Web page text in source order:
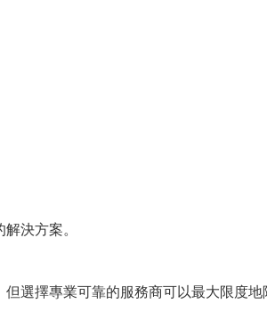
決方案。
選擇專業可靠的服務商可以最大限度地